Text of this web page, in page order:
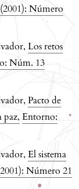
Número
Los retos
Núm. 13
Pacto de
paz, Entorno:
El sistema
Número 21